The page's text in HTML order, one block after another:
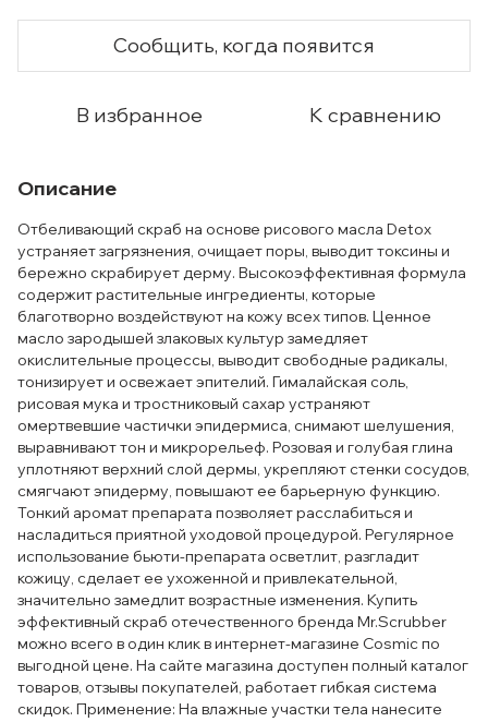
Сообщить, когда появится
В избранное К сравнению
Описание
Отбеливающий скраб на основе рисового масла Detox
устраняет загрязнения, очищает поры, выводит токсины и
бережно скрабирует дерму. Высокоэффективная формула
содержит растительные ингредиенты, которые
благотворно воздействуют на кожу всех типов. Ценное
масло зародышей злаковых культур замедляет
окислительные процессы, выводит свободные радикалы,
тонизирует и освежает эпителий. Гималайская соль,
рисовая мука и тростниковый сахар устраняют
омертвевшие частички эпидермиса, снимают шелушения,
выравнивают тон и микрорельеф. Розовая и голубая глина
уплотняют верхний слой дермы, укрепляют стенки сосудов,
смягчают эпидерму, повышают ее барьерную функцию.
Тонкий аромат препарата позволяет расслабиться и
насладиться приятной уходовой процедурой. Регулярное
использование бьюти-препарата осветлит, разгладит
кожицу, сделает ее ухоженной и привлекательной,
значительно замедлит возрастные изменения. Купить
эффективный скраб отечественного бренда Mr.Scrubber
можно всего в один клик в интернет-магазине Cosmic по
выгодной цене. На сайте магазина доступен полный каталог
товаров, отзывы покупателей, работает гибкая система
скидок. Применение: На влажные участки тела нанесите